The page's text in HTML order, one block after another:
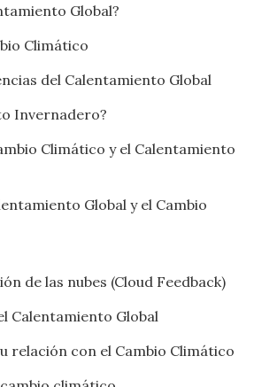
Global?
Climático
del Calentamiento Global
Invernadero?
Climático y el Calentamiento
Global y el Cambio
de las nubes (Cloud Feedback)
Calentamiento Global
relación con el Cambio Climático